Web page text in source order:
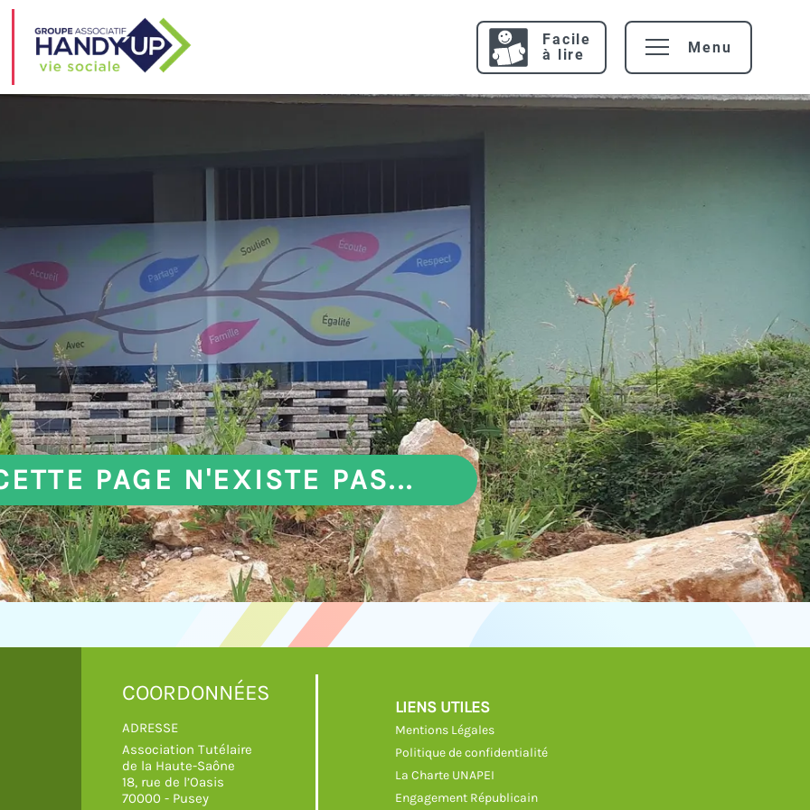
Facile
à lire
Menu
PAGE N'EXISTE PAS...
COORDONNÉES
ADRESSE
Association Tutélaire
de la Haute-Saône
18, rue de l’Oasis
70000- Pusey
LIENS UTILES
Mentions Légales
Politique de confidentialité
La Charte UNAPEI
Engagement Républicain